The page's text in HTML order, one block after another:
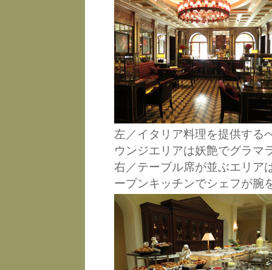
左／イタリア料理を提供する
ウンジエリアは妖艶でグラマ
右／テーブル席が並ぶエリア
ープンキッチンでシェフが腕